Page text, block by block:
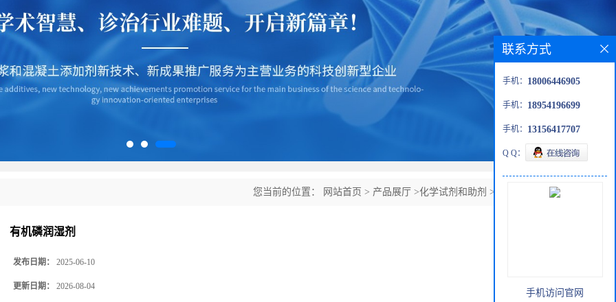
您当前的位置： 网站首页 > 产品展厅 >化学试剂和助剂 > 有机磷润湿剂
有机磷润湿剂
发布日期： 2025-06-10
更新日期： 2026-08-04
联系方式
手机： 18006446905
手机： 18954196699
手机： 13156417707
Q Q：
手机访问官网